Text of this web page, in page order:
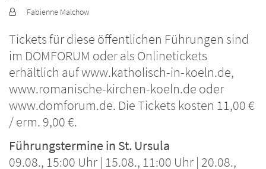
Von:
Fabienne Malchow
Tickets für diese öffentlichen Führungen sind
im DOMFORUM oder als Onlinetickets
erhältlich auf www.katholisch-in-koeln.de,
www.romanische-kirchen-koeln.de oder
www.domforum.de. Die Tickets kosten 11,00 €
/ erm. 9,00 €.
Führungstermine in St. Ursula
09.08., 15:00 Uhr | 15.08., 11:00 Uhr | 20.08.,